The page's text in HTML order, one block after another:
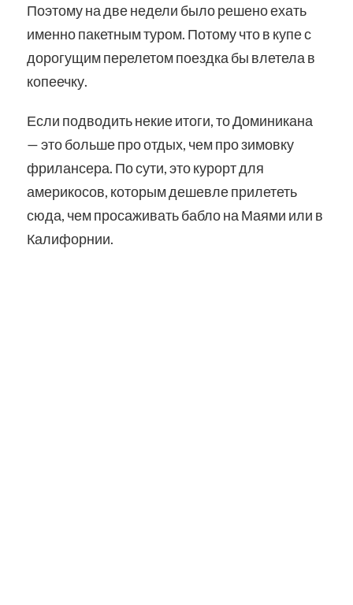
Поэтому на две недели было решено ехать
именно пакетным туром. Потому что в купе с
дорогущим перелетом поездка бы влетела в
копеечку.
Если подводить некие итоги, то Доминикана
— это больше про отдых, чем про зимовку
фрилансера. По сути, это курорт для
америкосов, которым дешевле прилететь
сюда, чем просаживать бабло на Маями или в
Калифорнии.